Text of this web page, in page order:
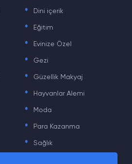
Dini içerik
. Eğitim
. Evinize Özel
. Gezi
. Güzellik Makyaj
. Hayvanlar Alemi
. Moda
. Para Kazanma
. Sağlık
.